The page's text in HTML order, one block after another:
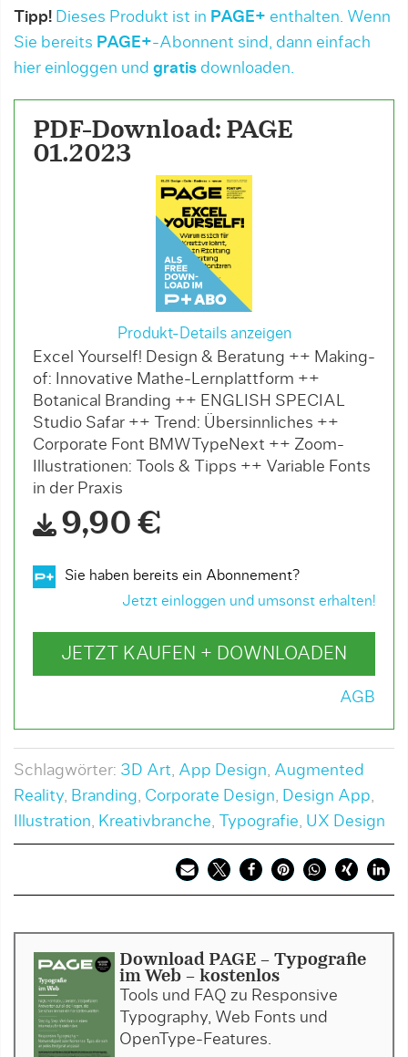
Tipp! Dieses Produkt ist in PAGE+ enthalten. Wenn
Sie bereits PAGE+-Abonnent sind, dann einfach
hier einloggen und gratis downloaden.
PDF-Download: PAGE
01.2023
Produkt-Details anzeigen
Excel Yourself! Design & Beratung ++ Making-
of: Innovative Mathe-Lernplattform ++
Botanical Branding ++ ENGLISH SPECIAL
Studio Safar ++ Trend: Übersinnliches ++
Corporate Font BMWTypeNext ++ Zoom-
Illustrationen: Tools & Tipps ++ Variable Fonts
in der Praxis
9,90 €
Sie haben bereits ein Abonnement?
Jetzt einloggen und umsonst erhalten!
JETZT KAUFEN + DOWNLOADEN
AGB
Schlagwörter: 3D Art, App Design, Augmented
Reality, Branding, Corporate Design, Design App,
Illustration, Kreativbranche, Typografie, UX Design
Download PAGE - Typografie
im Web - kostenlos
Tools und FAQ zu Responsive
Typography, Web Fonts und
OpenType-Features.